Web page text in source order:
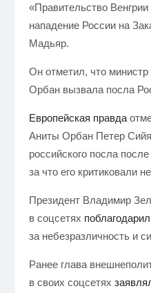
«Правительство
нападение России на
Мадьяр.
Он отметил, что
Орбан вызвала посла
Европейская правда
Аниты Орбан Петер
российского посла
за что его критиковали
Президент Владимир
в соцсетях поблагодарил
за небезразличность и
Ранее глава
в своих соцсетях